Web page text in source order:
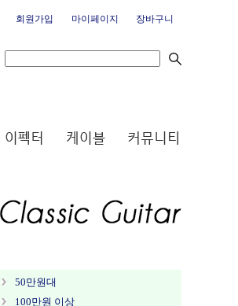
회원가입 마이페이지 장바구니
50만원대
100만원 이상